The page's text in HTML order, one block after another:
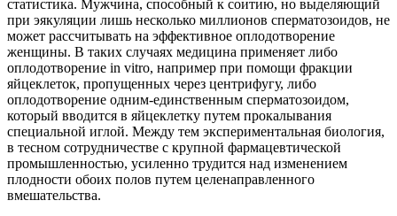
статистика. Мужчина, способный к соитию, но выделяющий
при эякуляции лишь несколько миллионов сперматозоидов, не
может рассчитывать на эффективное оплодотворение
женщины. В таких случаях медицина применяет либо
оплодотворение in vitro, например при помощи фракции
яйцеклеток, пропущенных через центрифугу, либо
оплодотворение одним-единственным сперматозоидом,
который вводится в яйцеклетку путем прокалывания
специальной иглой. Между тем экспериментальная биология,
в тесном сотрудничестве с крупной фармацевтической
промышленностью, усиленно трудится над изменением
плодности обоих полов путем целенаправленного
вмешательства.